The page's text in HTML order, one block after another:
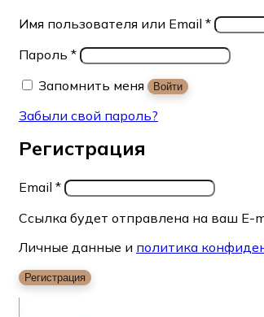
Имя пользователя или Email *
Пароль *
Запомнить меня
Войти
Забыли свой пароль?
Регистрация
Email *
Ссылка будет отправлена на ваш E-
Личные данные и политика
Регистрация